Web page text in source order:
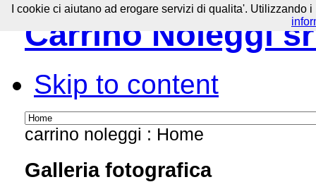
Carrino Noleggi
Skip to content
carrino noleggi : Home
Galleria fotografica
I cookie ci aiutano ad erogare servizi di qualita'.